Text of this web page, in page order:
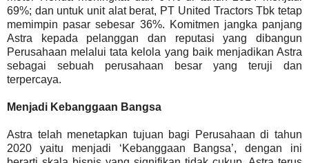
69%; dan untuk unit alat berat, PT United Tractors Tbk tetap
memimpin pasar sebesar 36%. Komitmen jangka panjang
Astra kepada pelanggan dan reputasi yang dibangun
Perusahaan melalui tata kelola yang baik menjadikan Astra
sebagai sebuah perusahaan besar yang teruji dan
terpercaya.
Menjadi Kebanggaan Bangsa
Astra telah menetapkan tujuan bagi Perusahaan di tahun
2020 yaitu menjadi ‘Kebanggaan Bangsa’, dengan ini